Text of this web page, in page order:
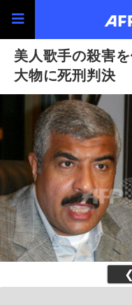
美人歌手の殺害
大物に死刑判決
❮